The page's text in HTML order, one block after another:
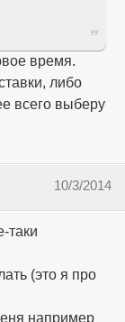
время.
либо
всего выберу
10/3/2014
таки
(это я про
например